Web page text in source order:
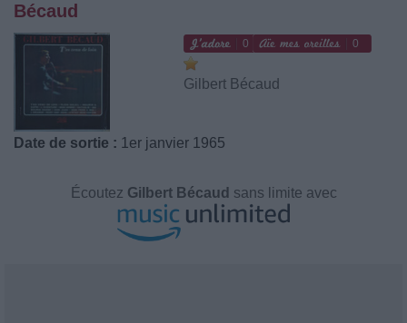
Bécaud
0 0
Gilbert Bécaud
Date de sortie : 1er janvier 1965
Écoutez Gilbert Bécaud sans limite avec